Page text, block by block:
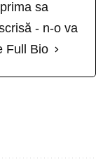
sa
- n-o va
Full Bio